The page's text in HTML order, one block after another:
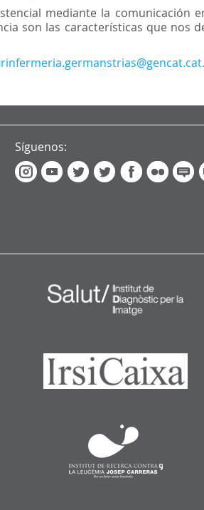
mediante la comunicación
son las características que nos
Síguenos: